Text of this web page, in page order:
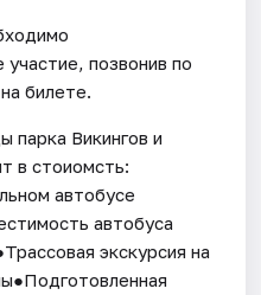
позвонив по
билете.
парка Викингов и
в стоиомсть:
автобусе
автобуса
экскурсия на